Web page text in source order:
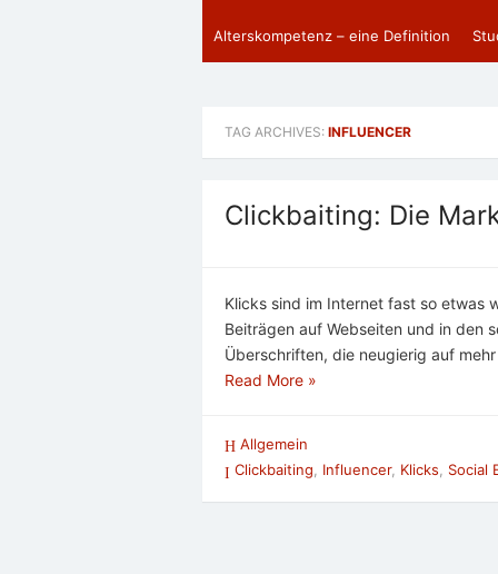
Alterskompetenz – eine Definition
TAG ARCHIVES: INFLUENCER
Clickbaiting: Die
Klicks sind im Internet fast so etwas
Beiträgen auf Webseiten und in den
Überschriften, die neugierig auf
Read More »
Allgemein
Clickbaiting, Influencer, Klicks, Social